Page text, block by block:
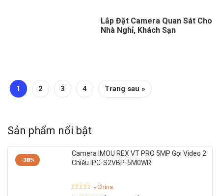
Lắp Đặt Camera Quan Sát Cho
Nhà Nghỉ, Khách Sạn
1 2 3 4 Trang sau »
Sản phẩm nổi bật
-38%
Camera IMOU REX VT PRO 5MP Gọi Video 2
Chiều IPC-S2VBP-5M0WR
- China